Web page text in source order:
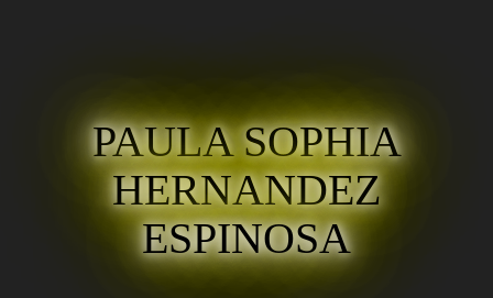
PAULA SOPHIA
HERNANDEZ
ESPINOSA